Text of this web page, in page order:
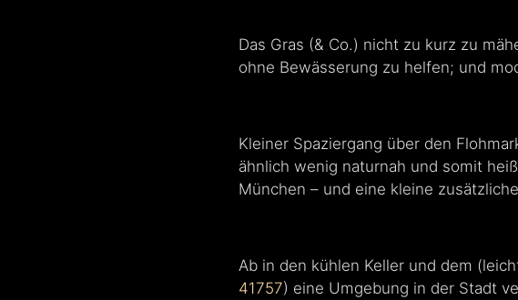
Das Gras (& Co.) nicht zu kurz zu
ohne Bewässerung zu helfen; und
Kleiner Spaziergang über den
ähnlich wenig naturnah und somit
München – und eine kleine
Ab in den kühlen Keller und dem
41757) eine Umgebung in der Stadt